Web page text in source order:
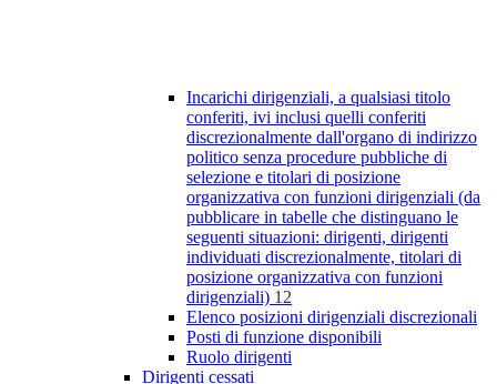
Incarichi dirigenziali, a qualsiasi titolo
conferiti, ivi inclusi quelli conferiti
discrezionalmente dall'organo di indirizzo
politico senza procedure pubbliche di
selezione e titolari di posizione
organizzativa con funzioni dirigenziali (da
pubblicare in tabelle che distinguano le
seguenti situazioni: dirigenti, dirigenti
individuati discrezionalmente, titolari di
posizione organizzativa con funzioni
dirigenziali) 12
Elenco posizioni dirigenziali discrezionali
Posti di funzione disponibili
Ruolo dirigenti
Dirigenti cessati